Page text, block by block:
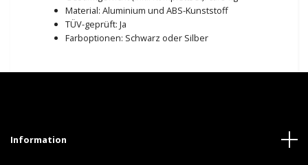
Material: Aluminium und ABS-Kunststoff
TÜV-geprüft: Ja
Farboptionen: Schwarz oder Silber
Information